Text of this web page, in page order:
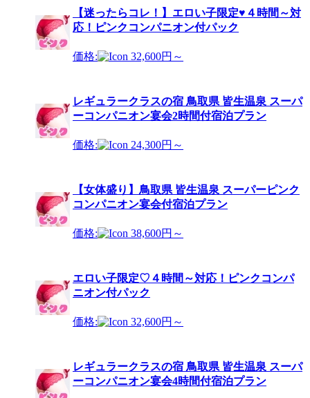
【迷ったらコレ！】エロい子限定♥４時間～対
応！ピンクコンパニオン付パック
価格: 32,600円～
レギュラークラスの宿 鳥取県 皆生温泉 スーパ
ーコンパニオン宴会2時間付宿泊プラン
価格: 24,300円～
【女体盛り】鳥取県 皆生温泉 スーパーピンク
コンパニオン宴会付宿泊プラン
価格: 38,600円～
エロい子限定♡４時間～対応！ピンクコンパ
ニオン付パック
価格: 32,600円～
レギュラークラスの宿 鳥取県 皆生温泉 スーパ
ーコンパニオン宴会4時間付宿泊プラン